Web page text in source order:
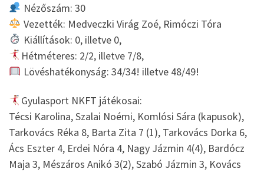
Nézőszám: 30
Vezették: Medveczki Virág Zoé, Rimóczi Tóra
Kiállítások: 0, illetve 0,
Hétméteres: 2/2, illetve 7/8,
Lövéshatékonyság: 34/34! illetve 48/49!
Gyulasport NKFT játékosai:
Técsi Karolina, Szalai Noémi, Komlósi Sára (kapusok),
Tarkovács Réka 8, Barta Zita 7 (1), Tarkovács Dorka 6,
Ács Eszter 4, Erdei Nóra 4, Nagy Jázmin 4(4), Bardócz
Maja 3, Mészáros Anikó 3(2), Szabó Jázmin 3, Kovács